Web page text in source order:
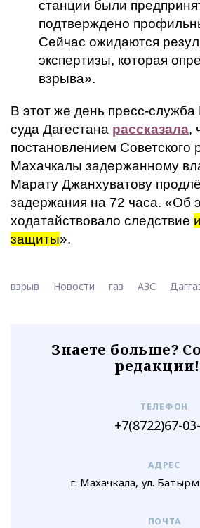
станции были
подтверждено
Сейчас ожидаются
экспертизы, которая
взрыва».
В этот же день пресс-служба
суда Дагестана рассказала,
постановлением Советского
Махачкалы задержанному
Марату Джанхуватову
задержания на 72 часа. «Об
ходатайствовало следствие
защиты».
взрыв Новости газ АЗС
Знаете больше?
редакции!
ТЕЛЕФОН
+7(8722)67-
АДРЕС
г. Махачкала, ул.
ПОЧТА